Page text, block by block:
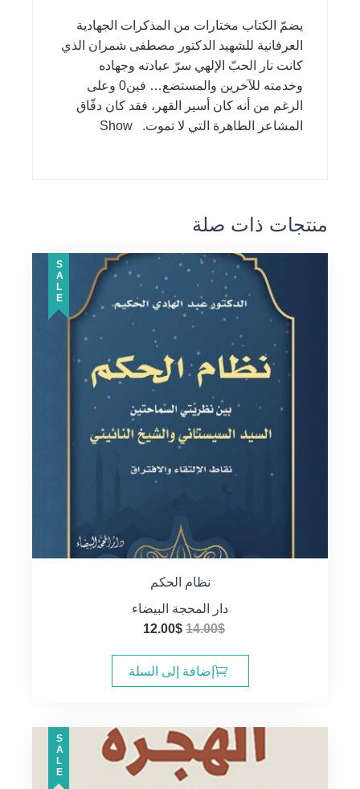
يضمّ الكتاب مختارات من المذكرات الجهادية
العرفانية للشهيد الدكتور مصطفى شمران الذي
كانت نار الحبّ الإلهي سرّ عبادته وجهاده
وخدمته للآخرين والمستضع… فين0 وعلى
الرغم من أنه كان أسير القهر، فقد كان دفّاق
المشاعر الطاهرة التي لا تموت. Show
منتجات ذات صلة
SALE
نظام الحكم
دار المحجة البيضاء
14.00$
السعر
هو:
14.00$.
12.00$
هو:
12.00$.
إضافة إلى السلة
SALE